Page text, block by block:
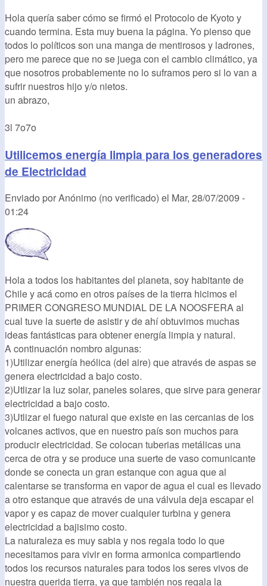
Hola quería saber cómo se firmó el Protocolo de Kyoto y
cuando termina. Esta muy buena la página. Yo pienso que
todos lo políticos son una manga de mentirosos y ladrones,
pero me parece que no se juega con el cambio climático, ya
que nosotros probablemente no lo suframos pero si lo van a
sufrir nuestros hijo y/o nietos.
un abrazo,
3l 7o7o
Utilicemos energía limpia para los generadores
de Electricidad
Enviado porAnónimo (no verificado) el Mar, 28/07/2009 -
01:24
Hola a todos los habitantes del planeta, soy habitante de
Chile y acá como en otros países de la tierra hicimos el
PRIMER CONGRESO MUNDIAL DE LA NOOSFERA al
cual tuve la suerte de asistir y de ahí obtuvimos muchas
ideas fantásticas para obtener energía limpia y natural.
A continuación nombro algunas:
1)Utilizar energía heólica (del aire) que através de aspas se
genera electricidad a bajo costo.
2)Utlizar la luz solar, paneles solares, que sirve para generar
electricidad a bajo costo.
3)Utlizar el fuego natural que existe en las cercanias de los
volcanes activos, que en nuestro país son muchos para
producir electricidad. Se colocan tuberias metálicas una
cerca de otra y se produce una suerte de vaso comunicante
donde se conecta un gran estanque con agua que al
calentarse se transforma en vapor de agua el cual es llevado
a otro estanque que através de una válvula deja escapar el
vapor y es capaz de mover cualquier turbina y genera
electricidad a bajisimo costo.
La naturaleza es muy sabia y nos regala todo lo que
necesitamos para vivir en forma armonica compartiendo
todos los recursos naturales para todos los seres vivos de
nuestra querida tierra, ya que también nos regala la